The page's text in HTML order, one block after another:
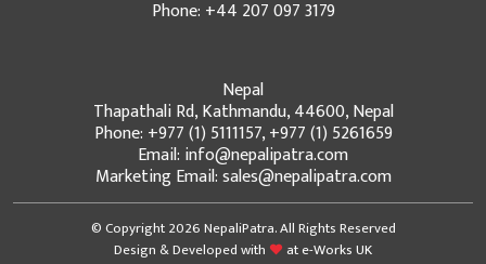
Phone: +44 207 097 3179
Nepal
Thapathali Rd, Kathmandu, 44600, Nepal
Phone: +977 (1) 5111157, +977 (1) 5261659
Email: info@nepalipatra.com
Marketing Email: sales@nepalipatra.com
© Copyright 2026 NepaliPatra. All Rights Reserved
Design & Developed with
ate-Works UK